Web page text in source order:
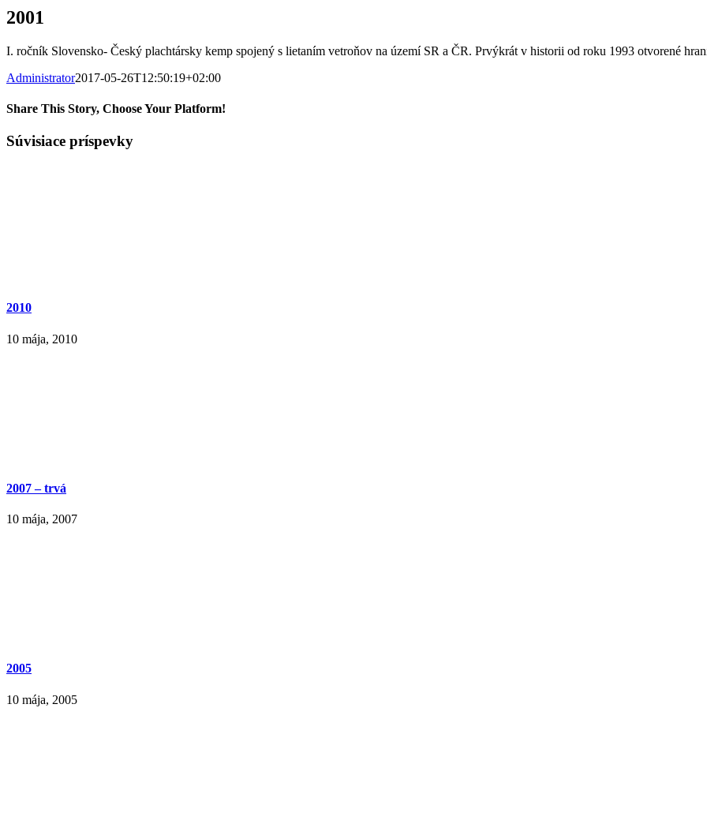
2001
I. ročník Slovensko- Český plachtársky kemp spojený s lietaním vetroňov na území SR a ČR. Prvýkrát v historii od roku 1993 otvorené
Administrator2017-05-26T12:50:19+02:00
Share This Story, Choose Your Platform!
Facebook
X
Tumblr
Pinterest
Súvisiace príspevky
2010
10 mája, 2010
2007 – trvá
10 mája, 2007
2005
10 mája, 2005